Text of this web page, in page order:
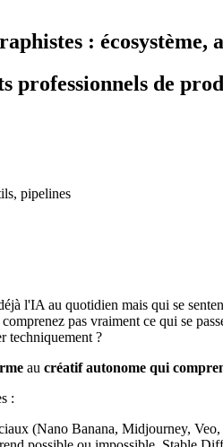
: écosystème,
professionnels de
l'IA au quotidien mais qui se
pas vraiment ce qui se
techniquement ?
au créatif autonome qui
:
(Nano Banana, Midjourney,